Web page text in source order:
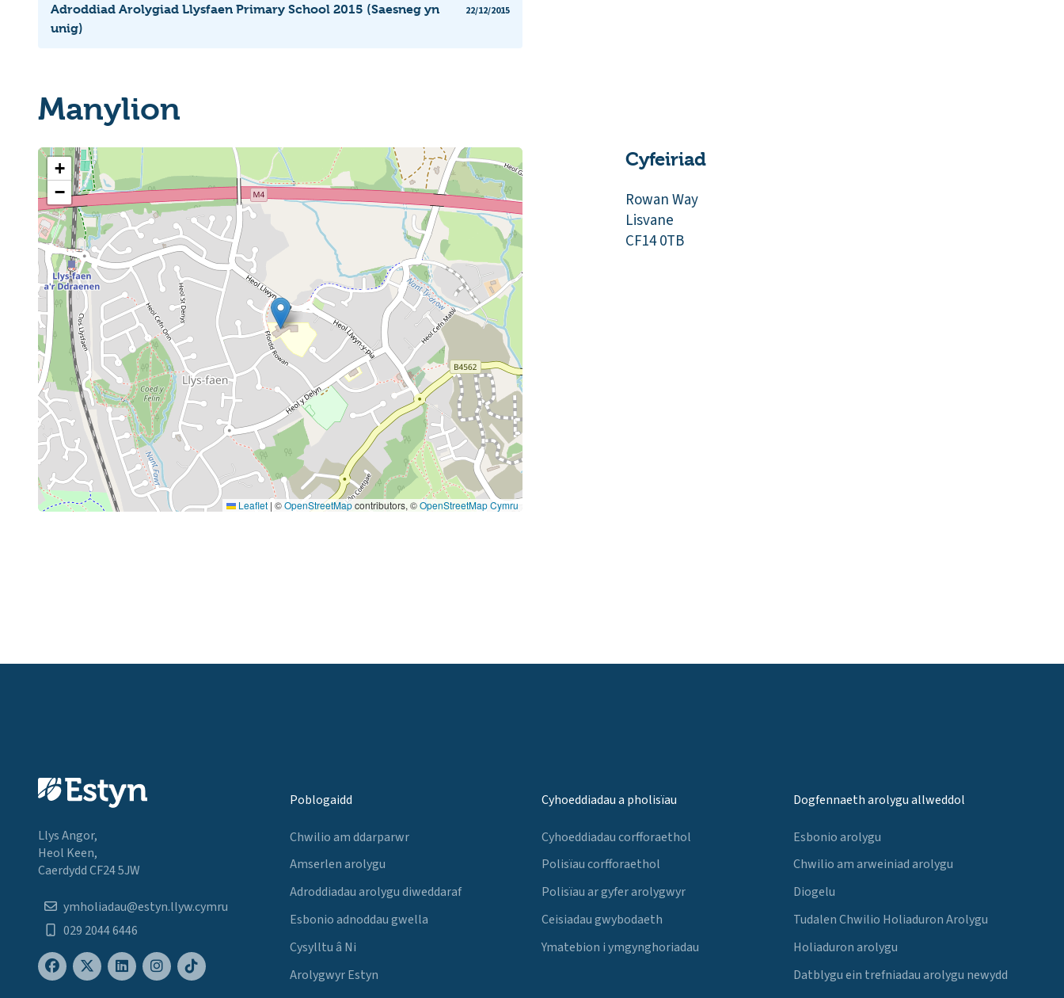
Adroddiad Arolygiad Llysfaen Primary School 2015 (Saesneg yn
unig)
22/12/2015
Manylion
+
−
Leaflet | ©OpenStreetMapcontributors, ©OpenStreetMap Cymru
Cyfeiriad
Rowan Way
Lisvane
CF14 0TB
Llys Angor,
Heol Keen,
Caerdydd CF24 5JW
ymholiadau@estyn.llyw.cymru
029 2044 6446
Poblogaidd
Chwilio am ddarparwr
Amserlen arolygu
Adroddiadau arolygu diweddaraf
Esbonio adnoddau gwella
Cysylltu â Ni
Arolygwyr Estyn
Cyhoeddiadau a pholisïau
Cyhoeddiadau corfforaethol
Polisïau corfforaethol
Polisïau ar gyfer arolygwyr
Ceisiadau gwybodaeth
Ymatebion i ymgynghoriadau
Dogfennaeth arolygu allweddol
Esbonio arolygu
Chwilio am arweiniad arolygu
Diogelu
Tudalen Chwilio Holiaduron Arolygu
Holiaduron arolygu
Datblygu ein trefniadau arolygu newydd